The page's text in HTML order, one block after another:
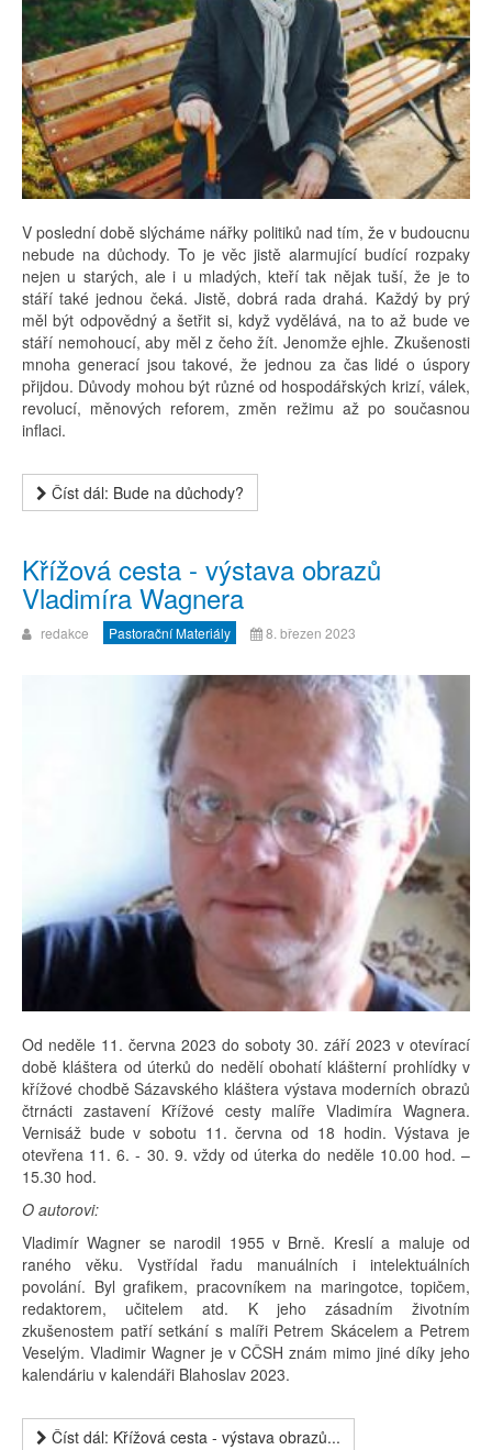
V poslední době slýcháme nářky politiků nad tím, že v budoucnu
nebude na důchody. To je věc jistě alarmující budící rozpaky
nejen u starých, ale i u mladých, kteří tak nějak tuší, že je to
stáří také jednou čeká. Jistě, dobrá rada drahá. Každý by prý
měl být odpovědný a šetřit si, když vydělává, na to až bude ve
stáří nemohoucí, aby měl z čeho žít. Jenomže ejhle. Zkušenosti
mnoha generací jsou takové, že jednou za čas lidé o úspory
přijdou. Důvody mohou být různé od hospodářských krizí, válek,
revolucí, měnových reforem, změn režimu až po současnou
inflaci.
Číst dál: Bude na důchody?
Křížová cesta - výstava obrazů
Vladimíra Wagnera
redakce Pastorační Materiály 8. březen 2023
Od neděle 11. června 2023 do soboty 30. září 2023 v otevírací
době kláštera od úterků do nedělí obohatí klášterní prohlídky v
křížové chodbě Sázavského kláštera výstava moderních obrazů
čtrnácti zastavení Křížové cesty malíře Vladimíra Wagnera.
Vernisáž bude v sobotu 11. června od 18 hodin. Výstava je
otevřena 11. 6. - 30. 9. vždy od úterka do neděle 10.00 hod. –
15.30 hod.
O autorovi:
Vladimír Wagner se narodil 1955 v Brně. Kreslí a maluje od
raného věku. Vystřídal řadu manuálních i intelektuálních
povolání. Byl grafikem, pracovníkem na maringotce, topičem,
redaktorem, učitelem atd. K jeho zásadním životním
zkušenostem patří setkání s malíři Petrem Skácelem a Petrem
Veselým. Vladimir Wagner je v CČSH znám mimo jiné díky jeho
kalendáriu v kalendáři Blahoslav 2023.
Číst dál: Křížová cesta - výstava obrazů...